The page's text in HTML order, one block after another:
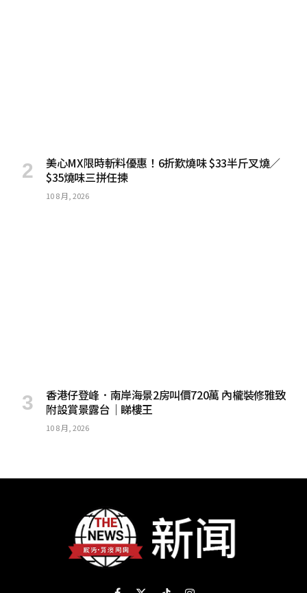
美心MX限時斬料優惠！6折歎燒味 $33半斤叉燒／
$35燒味三拼任揀
10 8 月, 2026
香港仔登峰．南岸海景2房叫價720萬 內櫳裝修雅致
附設賞景露台｜睇樓王
10 8 月, 2026